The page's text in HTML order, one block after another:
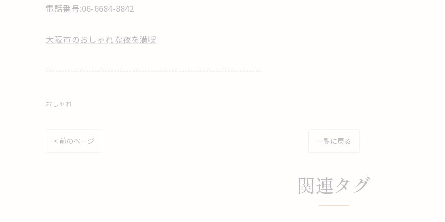
電話番号:06-6684-8842
大阪市のおしゃれな夜を満喫
----------------------------------------------------------------------
おしゃれ
< 前のページ 一覧に戻る
関連タグ